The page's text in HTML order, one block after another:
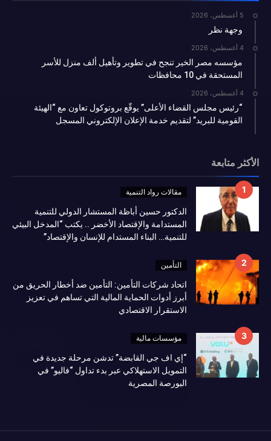
5 أغسطس، 2026
وجهة نظر
4 أغسطس، 2026
مؤسسه مصر الخير تنجح في تطوير وتأهيل ألف منزل للأسر
المستحقة في 10 محافظات
4 أغسطس، 2026
“رئيس مجلس القضاء الأعلى” يوقّع بروتوكول تعاون مع “الهيئة
القومية للبريد” لتقديم خدمة الإعلان الإلكتروني المسجل
الأكثر متابعة
مقالات رواد التنمية
الدكتور حسين أباظة المستشار الدولي للتنمية
المستدامة والإقتصاد الأخضر .. يكتب “المدخل البيئي
للتنمية… البناء المستدام للإنسان والإقتصاد”
التأمين
اتحاد شركات التأمين: التأمين ضد أخطار الحريق من
أبرز أدوات الحماية المالية التي تساهم في تعزيز
الاستقرار الاقتصادي
مؤسسات مالية
“إي اف جي القابضة” تدشن مرحلة جديدة في
التمويل الاستهلاكي عبر بدء تداول “فاليو” في
البورصة المصرية